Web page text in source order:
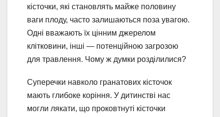
кісточки, які становлять майже половину
ваги плоду, часто залишаються поза увагою.
Одні вважають їх цінним джерелом
клітковини, інші — потенційною загрозою
для травлення. Чому ж думки розділилися?
Суперечки навколо гранатових кісточок
мають глибоке коріння. У дитинстві нас
могли лякати, що проковтнуті кісточки